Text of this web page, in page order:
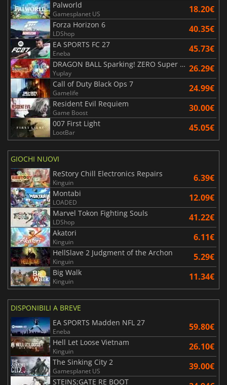
Palworld
Gamesplanet US 18.20€
Forza Horizon 6
LDShop 40.35€
EA SPORTS FC 27
Eneba 45.73€
DRAGON BALL Sparking! ZERO Super Limit Breaking NEO
Yuplay 26.29€
Call of Duty Black Ops 7
Gamelife 24.99€
Resident Evil Requiem
Game Boost 30.00€
007 First Light
LootBar 45.05€
GIOCHI NUOVI
ReStory Chill Electronics Repairs
Kinguin 6.39€
Montabi
LOADED 12.09€
Marvel Tokon Fighting Souls
LDShop 41.22€
Akatori
Kinguin 6.11€
HellSlave 2 Judgment of the Archon
Kinguin 5.29€
Big Walk
Kinguin 11.34€
DISPONIBILI A BREVE
EA SPORTS Madden NFL 27
Eneba 59.80€
Hell Let Loose Vietnam
Kinguin 26.10€
The Sinking City 2
Gamesplanet US 39.00€
STEINS;GATE RE BOOT